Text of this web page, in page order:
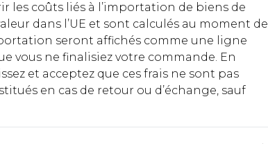
les coûts liés à l’importation de biens de
dans l’UE et sont calculés au moment de
seront affichés comme une ligne
vous ne finalisiez votre commande. En
et acceptez que ces frais ne sont pas
en cas de retour ou d’échange, sauf